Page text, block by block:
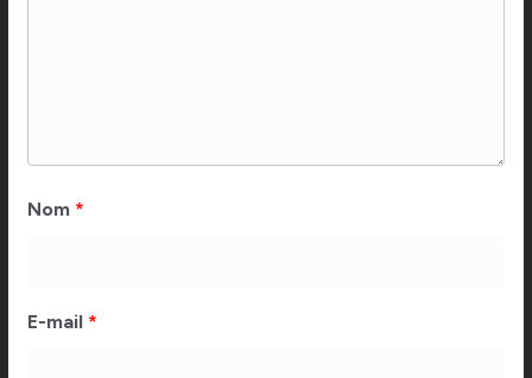
Nom *
E-mail *